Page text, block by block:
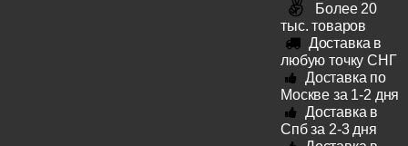
Более 20
тыс. товаров
Доставка в
любую точку СНГ
Доставка по
Москве за 1-2 дня
Доставка в
Спб за 2-3 дня